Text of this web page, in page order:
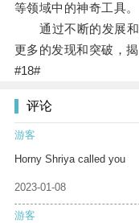
等领域中的神奇工具。
通过不断的发展和
更多的发现和突破，
#18#
评论
游客
Horny Shriya called you
2023-01-08
游客